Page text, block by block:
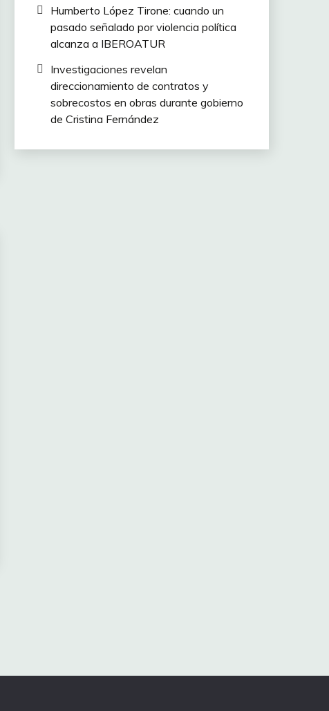
Humberto López Tirone: cuando un
pasado señalado por violencia política
alcanza a IBEROATUR
Investigaciones revelan
direccionamiento de contratos y
sobrecostos en obras durante gobierno
de Cristina Fernández